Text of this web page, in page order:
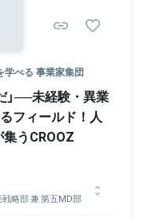
学べる 事業家集団
」──未経験・異業
フィールド！人
うCROOZ
戦略部 兼 第五MD部